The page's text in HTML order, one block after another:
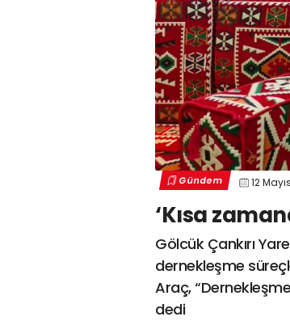
Gündem 12
‘Kısa
Gölcük Çankırı
dernekleşme
Araç,
dedi